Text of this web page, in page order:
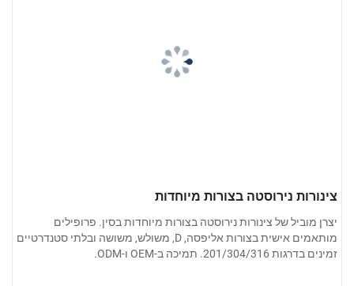
צינורות נירוסטה בצורות מיוחדות
יצרן מוביל של צינורות נירוסטה בצורות מיוחדות בסין. פרופילים
מותאמים אישית בצורות אליפסה, D, משולש, משושה ובלתי סטנדרטיים
זמינים בדרגות 201/304/316. תמיכה ב-OEM ו-ODM.